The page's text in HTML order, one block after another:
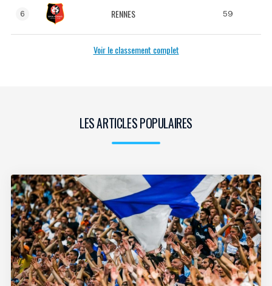
6 RENNES 59
Voir le classement complet
LES ARTICLES POPULAIRES